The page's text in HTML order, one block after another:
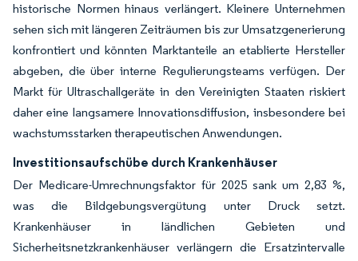
historische Normen hinaus verlängert. Kleinere Unternehmen
sehen sich mit längeren Zeiträumen bis zur Umsatzgenerierung
konfrontiert und könnten Marktanteile an etablierte Hersteller
abgeben, die über interne Regulierungsteams verfügen. Der
Markt für Ultraschallgeräte in den Vereinigten Staaten riskiert
daher eine langsamere Innovationsdiffusion, insbesondere bei
wachstumsstarken therapeutischen Anwendungen.
Investitionsaufschübe durch Krankenhäuser
Der Medicare-Umrechnungsfaktor für 2025 sank um 2,83 %,
was die Bildgebungsvergütung unter Druck setzt.
Krankenhäuser in ländlichen Gebieten und
Sicherheitsnetzkrankenhäuser verlängern die Ersatzintervalle